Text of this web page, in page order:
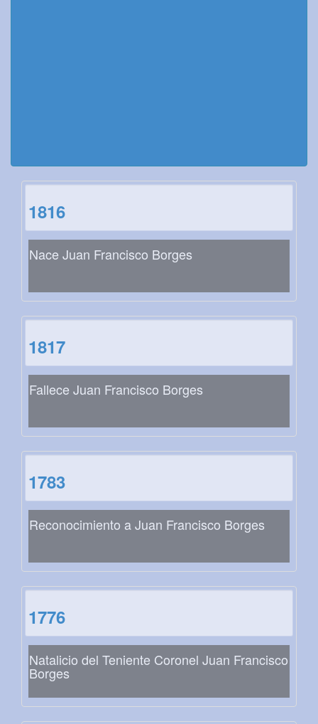
1816
Nace Juan Francisco Borges
1817
Fallece Juan Francisco Borges
1783
Reconocimiento a Juan Francisco Borges
1776
Natalicio del Teniente Coronel Juan Francisco
Borges